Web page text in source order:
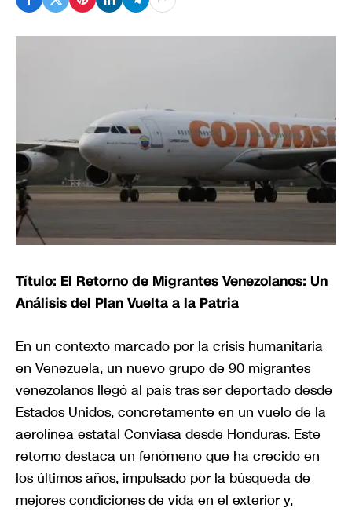
Título: El Retorno de Migrantes Venezolanos: Un
Análisis del Plan Vuelta a la Patria
En un contexto marcado por la crisis humanitaria
en Venezuela, un nuevo grupo de 90 migrantes
venezolanos llegó al país tras ser deportado desde
Estados Unidos, concretamente en un vuelo de la
aerolínea estatal Conviasa desde Honduras. Este
retorno destaca un fenómeno que ha crecido en
los últimos años, impulsado por la búsqueda de
mejores condiciones de vida en el exterior y,